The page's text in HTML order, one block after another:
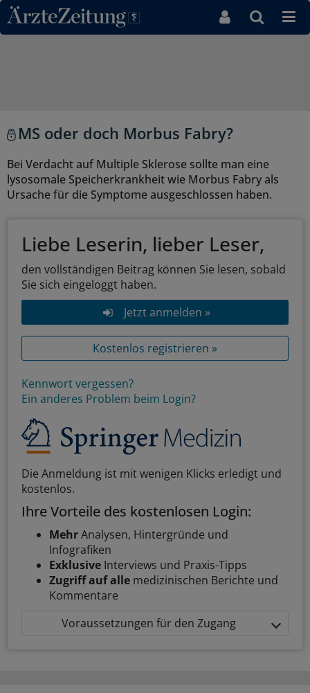
Direkt zum Inhaltsbereich
MS oder doch Morbus Fabry?
Bei Verdacht auf Multiple Sklerose sollte man eine
lysosomale Speicherkrankheit wie Morbus Fabry als
Ursache für die Symptome ausgeschlossen haben.
Liebe Leserin, lieber Leser,
den vollständigen Beitrag können Sie lesen, sobald
Sie sich eingeloggt haben.
Jetzt anmelden »
Kostenlos registrieren »
Kennwort vergessen?
Ein anderes Problem beim Login?
Die Anmeldung ist mit wenigen Klicks erledigt und
kostenlos.
Ihre Vorteile des kostenlosen Login:
MehrAnalysen, Hintergründe und
Infografiken
Exklusive Interviews und Praxis-Tipps
Zugriff auf alle medizinischen Berichte und
Kommentare
Voraussetzungen für den Zugang